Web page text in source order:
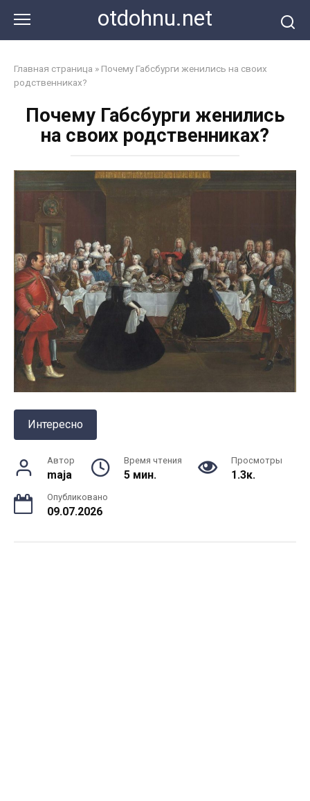
контенту
otdohnu.net
Главная страница » Почему Габсбурги женились на своих
родственниках?
Почему Габсбурги женились
на своих родственниках?
Интересно
Автор
maja
Время чтения
5 мин.
Просмотры
1.3к.
Опубликовано
09.07.2026